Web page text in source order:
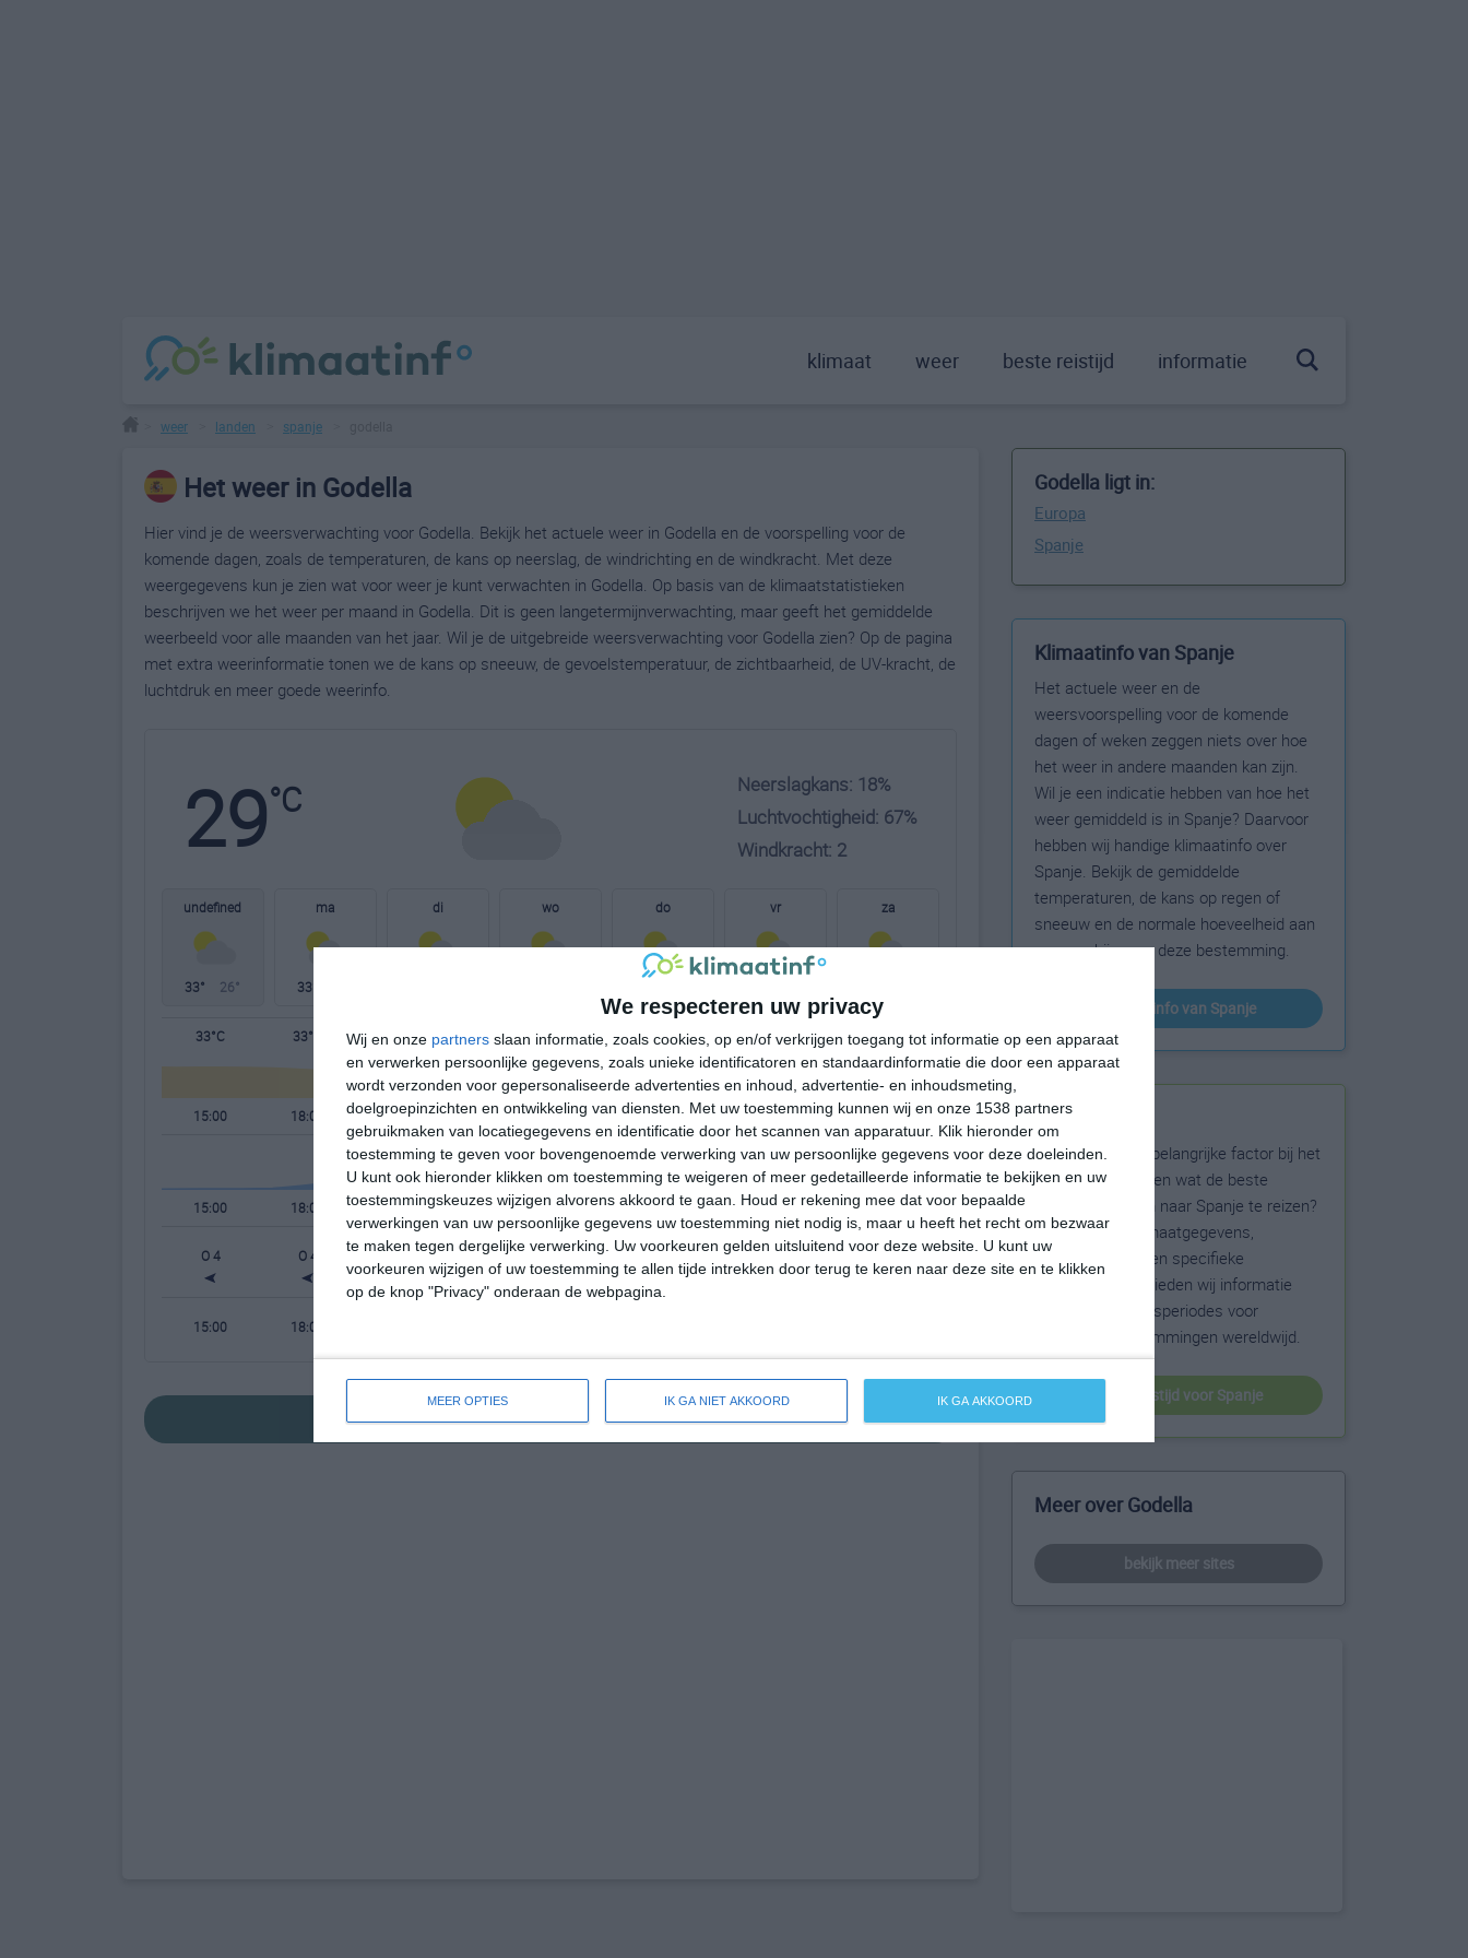
We respecteren uw privacy
Wij en onze partners slaan informatie, zoals cookies, op en/of verkrijgen toegang tot informatie op een apparaat
en verwerken persoonlijke gegevens, zoals unieke identificatoren en standaardinformatie die door een apparaat
wordt verzonden voor gepersonaliseerde advertenties en inhoud, advertentie- en inhoudsmeting,
doelgroepinzichten en ontwikkeling van diensten.
Met uw toestemming kunnen wij en onze 1538 partners
gebruikmaken van locatiegegevens en identificatie door het scannen van apparatuur. Klik hieronder om
toestemming te geven voor bovengenoemde verwerking van uw persoonlijke gegevens voor deze doeleinden.
U kunt ook hieronder klikken om toestemming te weigeren of meer gedetailleerde informatie te bekijken en uw
toestemmingskeuzes wijzigen alvorens akkoord te gaan.
Houd er rekening mee dat voor bepaalde
verwerkingen van uw persoonlijke gegevens uw toestemming niet nodig is, maar u heeft het recht om bezwaar
te maken tegen dergelijke verwerking. Uw voorkeuren gelden uitsluitend voor deze website. U kunt uw
voorkeuren wijzigen of uw toestemming te allen tijde intrekken door terug te keren naar deze site en te klikken
op de knop "Privacy" onderaan de webpagina.
MEER OPTIES IK GA NIET AKKOORD IK GA AKKOORD
klimaat weer beste reistijd informatie
weer landen spanje
Het weer in Godella
Hier vind je de weersverwachting voor Godella. Bekijk het actuele weer in Godella en de voorspelling voor de
komende dagen, zoals de temperaturen, de kans op neerslag, de windrichting en de windkracht. Met deze
weergegevens kun je zien wat voor weer je kunt verwachten in Godella. Op basis van de klimaatstatistieken
beschrijven we het weer per maand in Godella. Dit is geen langetermijnverwachting, maar geeft het gemiddelde
weerbeeld voor alle maanden van het jaar. Wil je de uitgebreide weersverwachting voor Godella zien? Op de pagina
met extra weerinformatie tonen we de kans op sneeuw, de gevoelstemperatuur, de zichtbaarheid, de UV-kracht, de
luchtdruk en meer goede weerinfo.
29°C
Neerslagkans: 18%
Luchtvochtigheid: 67%
Windkracht: 2
undefined
33° 26°
ma
33°
di wo do vr za
33°C 33°C 30°C 28°C 26°C 24°C 26°C 31°C
15:00 18:00 21:00 00:00 03:00 06:00 09:00 12:00
15:00 18:00 21:00 00:00 03:00 06:00 09:00 12:00
O 4 O 4 ONO 3 NO 2 NW 2 NW 2 NW 2 ONO 2
15:00 18:00
bekijk de uitgebreide weersverwachting voor Godella
Godella ligt in:
Europa
Spanje
Klimaatinfo van Spanje
Het actuele weer en de
weersvoorspelling voor de komende
dagen of weken zeggen niets over hoe
het weer in andere maanden kan zijn.
Wil je een indicatie hebben van hoe het
weer gemiddeld is in Spanje? Daarvoor
hebben wij handige klimaatinfo over
Spanje. Bekijk de gemiddelde
temperaturen, de kans op regen of
sneeuw en de normale hoeveelheid aan
zonneschijn voor deze bestemming.
klimaatinfo van Spanje
Beste reistijd
Het weer is een belangrijke factor bij het
reizen. Wil je weten wat de beste
maanden zijn om naar Spanje te reizen?
Op basis van klimaatgegevens,
weersextremen en specifieke
weerinformatie bieden wij informatie
over de beste reisperiodes voor
duizenden bestemmingen wereldwijd.
beste reistijd voor Spanje
Meer over Godella
bekijk meer sites